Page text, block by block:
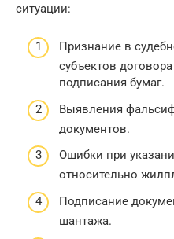
ситуации:
Признание в
субъектов
подписания бумаг.
Выявления
документов.
Ошибки при
относительно
Подписание
шантажа.